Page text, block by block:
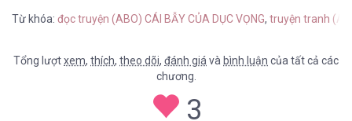
Từ khóa: đọc truyện (ABO) CÁI BẪY CỦA DỤC VỌNG, truyện tranh
Tổng lượtxem, thích, theo dõi, đánh giá và bình luận của tất cả các
chương.
3